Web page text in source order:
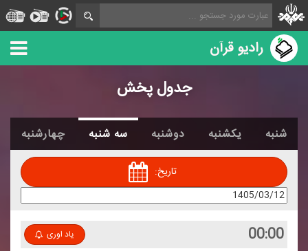
رادیو قرآن
جدول پخش
شنبه یکشنبه دوشنبه سه شنبه چهارشنبه
تاریخ:
00:00 یاد اوری